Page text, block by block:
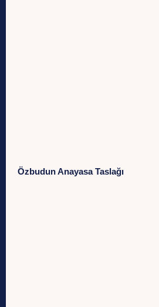
Özbudun Anayasa Taslağı